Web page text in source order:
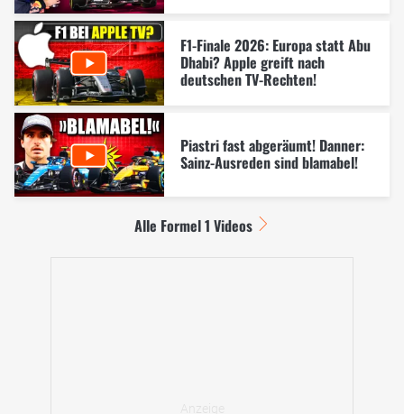
F1-Finale 2026: Europa statt Abu
Dhabi? Apple greift nach
deutschen TV-Rechten!
Piastri fast abgeräumt! Danner:
Sainz-Ausreden sind blamabel!
Alle Formel 1 Videos